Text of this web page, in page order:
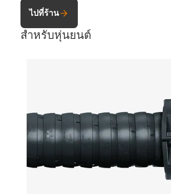
สำหรับหุ่นยนต์
ไปที่ร้าน